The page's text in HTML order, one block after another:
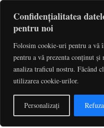
Confidențialitatea
pentru noi
Folosim cookie-uri pentru a vă
pentru a vă prezenta conținut și
analiza traficul nostru. Făcând
utilizarea cookie-urilor.
Personalizați
cuvinte-cheie, titlu articol,